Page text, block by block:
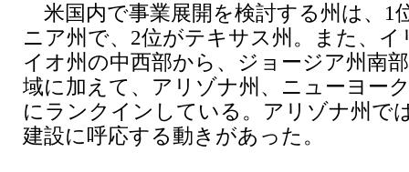
米国内で事業展開を検討する州は、1
ニア州で、2位がテキサス州。また、
イオ州の中西部から、ジョージア州南
域に加えて、アリゾナ州、ニューヨー
にランクインしている。アリゾナ州で
建設に呼応する動きがあった。